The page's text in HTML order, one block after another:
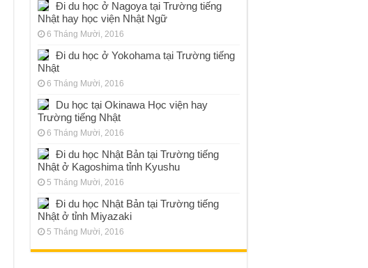
Đi du học ở Nagoya tại Trường tiếng
Nhật hay học viện Nhật Ngữ
6 Tháng Mười, 2016
Đi du học ở Yokohama tại Trường tiếng
Nhật
6 Tháng Mười, 2016
Du học tại Okinawa Học viện hay
Trường tiếng Nhật
6 Tháng Mười, 2016
Đi du học Nhật Bản tại Trường tiếng
Nhật ở Kagoshima tỉnh Kyushu
5 Tháng Mười, 2016
Đi du học Nhật Bản tại Trường tiếng
Nhật ở tỉnh Miyazaki
5 Tháng Mười, 2016